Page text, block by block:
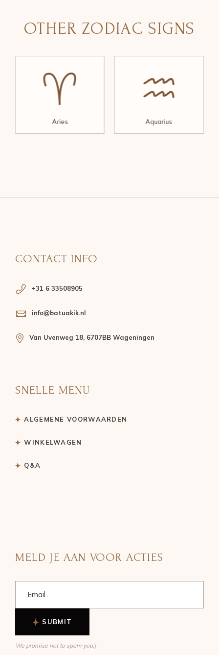
OTHER ZODIAC SIGNS
Aries Aquarius
CONTACT INFO
+31 6 33508905
info@batuakik.nl
Van Uvenweg 18, 6707BB Wageningen
SNELLE MENU
ALGEMENE VOORWAARDEN
WINKELWAGEN
Q&A
MELD JE AAN VOOR ACTIES
SUBMIT
We promise not to spam you:)